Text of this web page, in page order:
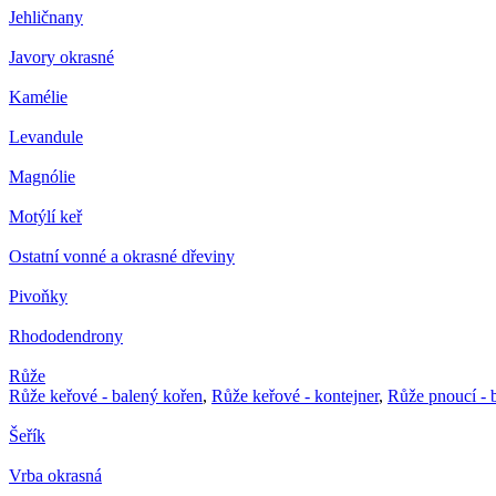
Jehličnany
Javory okrasné
Kamélie
Levandule
Magnólie
Motýlí keř
Ostatní vonné a okrasné dřeviny
Pivoňky
Rhododendrony
Růže
Růže keřové - balený kořen, Růže keřové - kontejner, Růže pnoucí -
Šeřík
Vrba okrasná